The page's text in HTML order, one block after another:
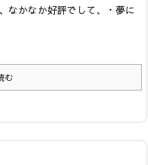
かなか好評でして、
・夢に
む